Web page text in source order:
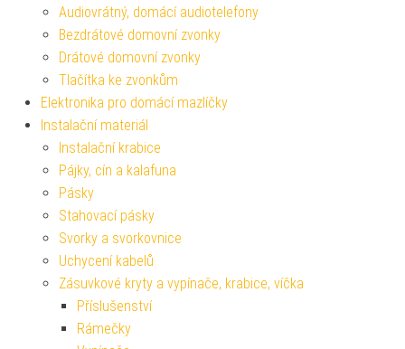
Audiovrátný, domácí audiotelefony
Bezdrátové domovní zvonky
Drátové domovní zvonky
Tlačítka ke zvonkům
Elektronika pro domácí mazlíčky
Instalační materiál
Instalační krabice
Pájky, cín a kalafuna
Pásky
Stahovací pásky
Svorky a svorkovnice
Uchycení kabelů
Zásuvkové kryty a vypínače, krabice, víčka
Příslušenství
Rámečky